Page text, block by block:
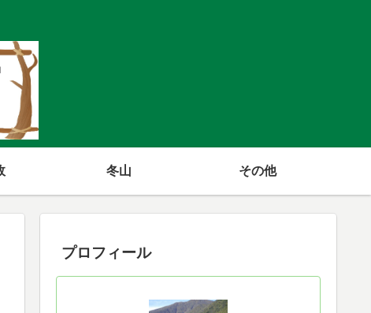
冬山 その他
プロフィール